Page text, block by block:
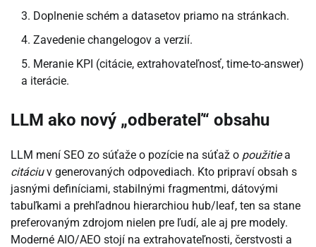
Doplnenie schém a datasetov priamo na stránkach.
Zavedenie changelogov a verzií.
Meranie KPI (citácie, extrahovateľnosť, time-to-answer)
a iterácie.
LLM ako nový „odberateľ“ obsahu
LLM mení SEO zo súťaže o pozície na súťaž o použitiea
citáciuv generovaných odpovediach. Kto pripraví obsah s
jasnými definíciami, stabilnými fragmentmi, dátovými
tabuľkami a prehľadnou hierarchiou hub/leaf, ten sa stane
preferovaným zdrojom nielen pre ľudí, ale aj pre modely.
Moderné AIO/AEO stojí na extrahovateľnosti, čerstvosti a